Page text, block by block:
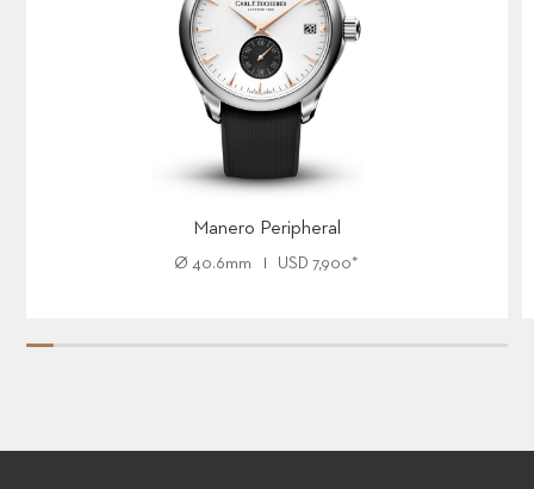
Manero Peripheral
Ø 40.6mm USD 7,900*